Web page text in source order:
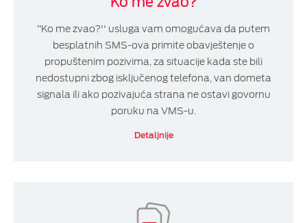
’’Ko me zvao?'' usluga vam omogućava da putem
besplatnih SMS-ova primite obavještenje o
propuštenim pozivima, za situacije kada ste bili
nedostupni zbog isključenog telefona, van dometa
signala ili ako pozivajuća strana ne ostavi govornu
poruku na VMS-u.
Detaljnije